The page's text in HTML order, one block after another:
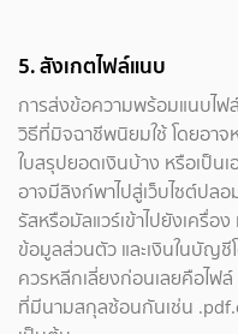
5. สังเกตไฟล์แนบ
การส่งข้อความพร้อมแนบไฟ
วิธีที่มิจฉาชีพนิยมใช้ โดยอา
ใบสรุปยอดเงินบ้าง หรือเป็
อาจมีลิงก์พาไปสู่เว็บไซต์ปล
รัสหรือมัลแวร์เข้าไปยังเครื่อ
ข้อมูลส่วนตัว และเงินในบัญชี
ควรหลีกเลี่ยงก่อนเลยคือไฟ
ที่มีนามสกุลซ้อนกันเช่น